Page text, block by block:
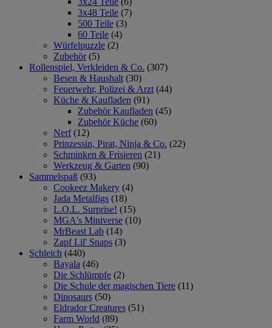
3x48 Teile (7)
500 Teile (3)
60 Teile (4)
Würfelpuzzle (2)
Zubehör (5)
Rollenspiel, Verkleiden & Co. (307)
Besen & Haushalt (30)
Feuerwehr, Polizei & Arzt (44)
Küche & Kaufladen (91)
Zubehör Kaufladen (45)
Zubehör Küche (60)
Nerf (12)
Prinzessin, Pirat, Ninja & Co. (22)
Schminken & Frisieren (21)
Werkzeug & Garten (90)
Sammelspaß (93)
Cookeez Makery (4)
Jada Metalfigs (18)
L.O.L. Surprise! (15)
MGA's Miniverse (10)
MrBeast Lab (14)
Zapf Lil' Snaps (3)
Schleich (440)
Bayala (46)
Die Schlümpfe (2)
Die Schule der magischen Tiere (11)
Dinosaurs (50)
Eldrador Creatures (51)
Farm World (89)